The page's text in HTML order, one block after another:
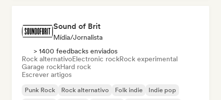
Sound of Brit
Mídia/Jornalista
> 1400 feedbacks enviados
Rock alternativoElectronic rockRock experimental
Garage rockHard rock
Escrever artigos
Punk Rock Rock alternativo Folk indie
Indie pop